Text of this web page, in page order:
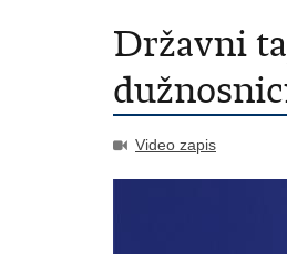
Državni
Video zapis